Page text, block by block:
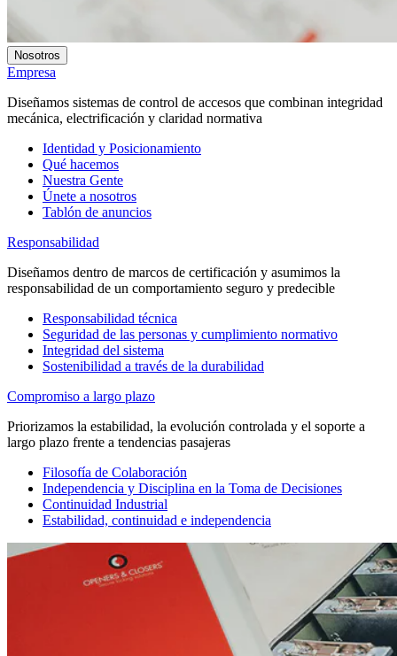
Nosotros
Empresa
Diseñamos sistemas de control de accesos que combinan integridad
mecánica, electrificación y claridad normativa
Identidad y Posicionamiento
Qué hacemos
Nuestra Gente
Únete a nosotros
Tablón de anuncios
Responsabilidad
Diseñamos dentro de marcos de certificación y asumimos la
responsabilidad de un comportamiento seguro y predecible
Responsabilidad técnica
Seguridad de las personas y cumplimiento normativo
Integridad del sistema
Sostenibilidad a través de la durabilidad
Compromiso a largo plazo
Priorizamos la estabilidad, la evolución controlada y el soporte a
largo plazo frente a tendencias pasajeras
Filosofía de Colaboración
Independencia y Disciplina en la Toma de Decisiones
Continuidad Industrial
Estabilidad, continuidad e independencia